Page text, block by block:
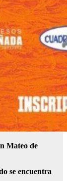
Mateo de
se encuentra